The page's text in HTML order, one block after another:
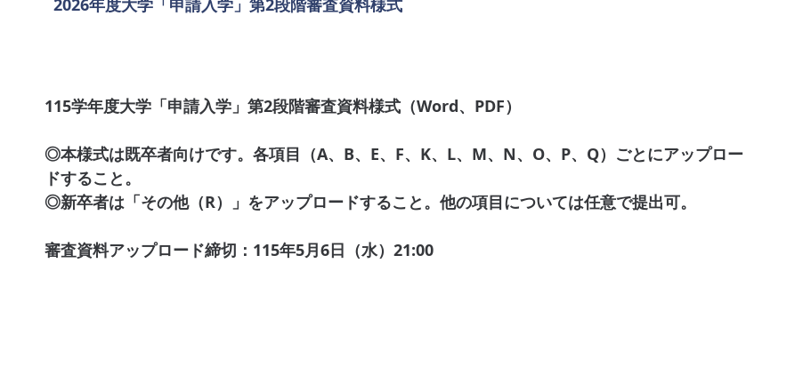
115学年度大学「申請入学」第2段階審査資料様式（Word、PDF）
◎本様式は既卒者向けです。各項目（A、B、E、F、K、L、M、N、O、P、Q）ごとにアップロー
ドすること。
◎新卒者は「その他（R）」をアップロードすること。他の項目については任意で提出可。
審査資料アップロード締切：115年5月6日（水）21:00